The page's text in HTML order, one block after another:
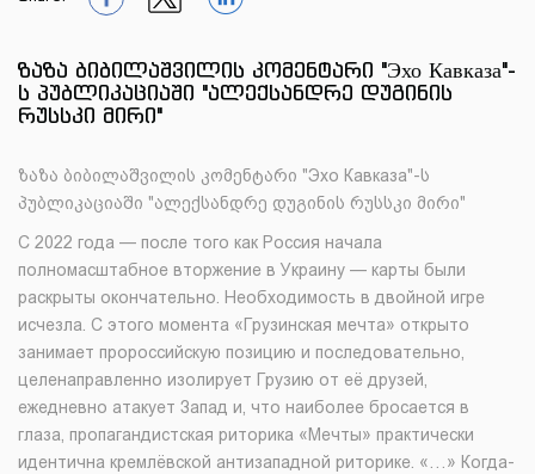
ზაზა ბიბილაშვილის კომენტარი "Эхо Кавказа"-
ს პუბლიკაციაში "ალექსანდრე დუგინის
რუსსკი მირი"
ზაზა ბიბილაშვილის კომენტარი "Эхо Кавказа"-ს
პუბლიკაციაში "ალექსანდრე დუგინის რუსსკი მირი"
С 2022 года — после того как Россия начала
полномасштабное вторжение в Украину — карты были
раскрыты окончательно. Необходимость в двойной игре
исчезла. С этого момента «Грузинская мечта» открыто
занимает пророссийскую позицию и последовательно,
целенаправленно изолирует Грузию от её друзей,
ежедневно атакует Запад и, что наиболее бросается в
глаза, пропагандистская риторика «Мечты» практически
идентична кремлёвской антизападной риторике. «…» Когда-